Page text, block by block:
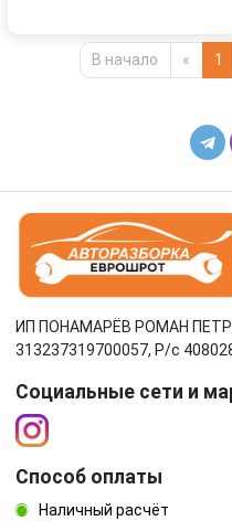
В начало « 1
ИП ПОНАМАРЁВ РОМАН
313237319700057, Р/c
Социальные сети и
Способ оплаты
Наличный расчёт